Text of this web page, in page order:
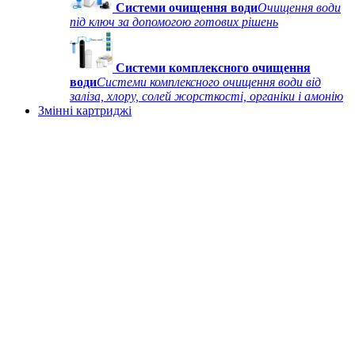
Системи очищення водиОчищення води
під ключ за допомогою готових рішень
Системи комплексного очищення
водиСистеми комплексного очищення води від
заліза, хлору, солей жорсткості, органіки і амонію
Змінні картриджі